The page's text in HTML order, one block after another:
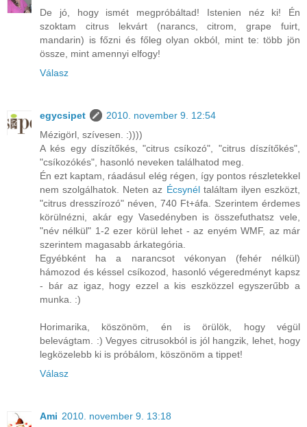
De jó, hogy ismét megpróbáltad! Istenien néz ki! Én
szoktam citrus lekvárt (narancs, citrom, grape fuirt,
mandarin) is főzni és főleg olyan okból, mint te: több jön
össze, mint amennyi elfogy!
Válasz
egycsipet
2010. november 9. 12:54
Mézigörl, szívesen. :))))
A kés egy díszítőkés, "citrus csíkozó", "citrus díszítőkés",
"csíkozókés", hasonló neveken találhatod meg.
Én ezt kaptam, ráadásul elég régen, így pontos részletekkel
nem szolgálhatok. Neten az Écsynéltaláltam ilyen eszközt,
"citrus dresszírozó" néven, 740 Ft+áfa. Szerintem érdemes
körülnézni, akár egy Vasedényben is összefuthatsz vele,
"név nélkül" 1-2 ezer körül lehet - az enyém WMF, az már
szerintem magasabb árkategória.
Egyébként ha a narancsot vékonyan (fehér nélkül)
hámozod és késsel csíkozod, hasonló végeredményt kapsz
- bár az igaz, hogy ezzel a kis eszközzel egyszerűbb a
munka. :)
Horimarika, köszönöm, én is örülök, hogy végül
belevágtam. :) Vegyes citrusokból is jól hangzik, lehet, hogy
legközelebb ki is próbálom, köszönöm a tippet!
Válasz
Ami 2010. november 9. 13:18